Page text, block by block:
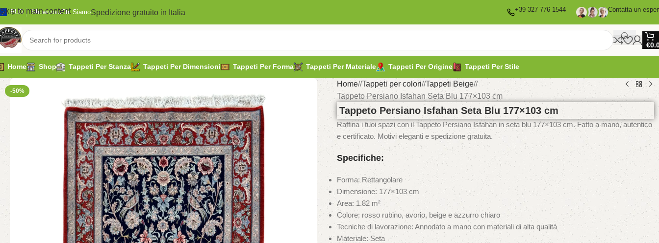
Skip to main content
EUR ShowroomChi SiamoSpedizione gratuito in Italia +39 327 776 1544 Contatta un
€
Home Shop Tappeti Per Stanza Tappeti Per Dimensioni Tappeti Per Forma Tappeti Per Materiale Tappeti Per Origine Tappeti Per Stile
-50%
Home/ Tappeti per colori/ Tappeti Beige/
Tappeto Persiano Isfahan Seta Blu 177×103 cm
Tappeto Persiano Isfahan Seta Blu 177×103 cm
Raffina i tuoi spazi con il Tappeto Persiano Isfahan in seta blu 177×103 cm. Fatto a mano, autentico
e certificato. Motivi eleganti e spedizione gratuita.
Specifiche:
Forma: Rettangolare
Dimensione: 177×103 cm
Area: 1.82 m²
Colore: rosso rubino, avorio, beige e azzurro chiaro
Tecniche di lavorazione: Annodato a mano con materiali di alta qualità
Materiale: Seta